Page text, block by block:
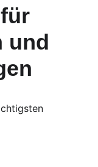
und